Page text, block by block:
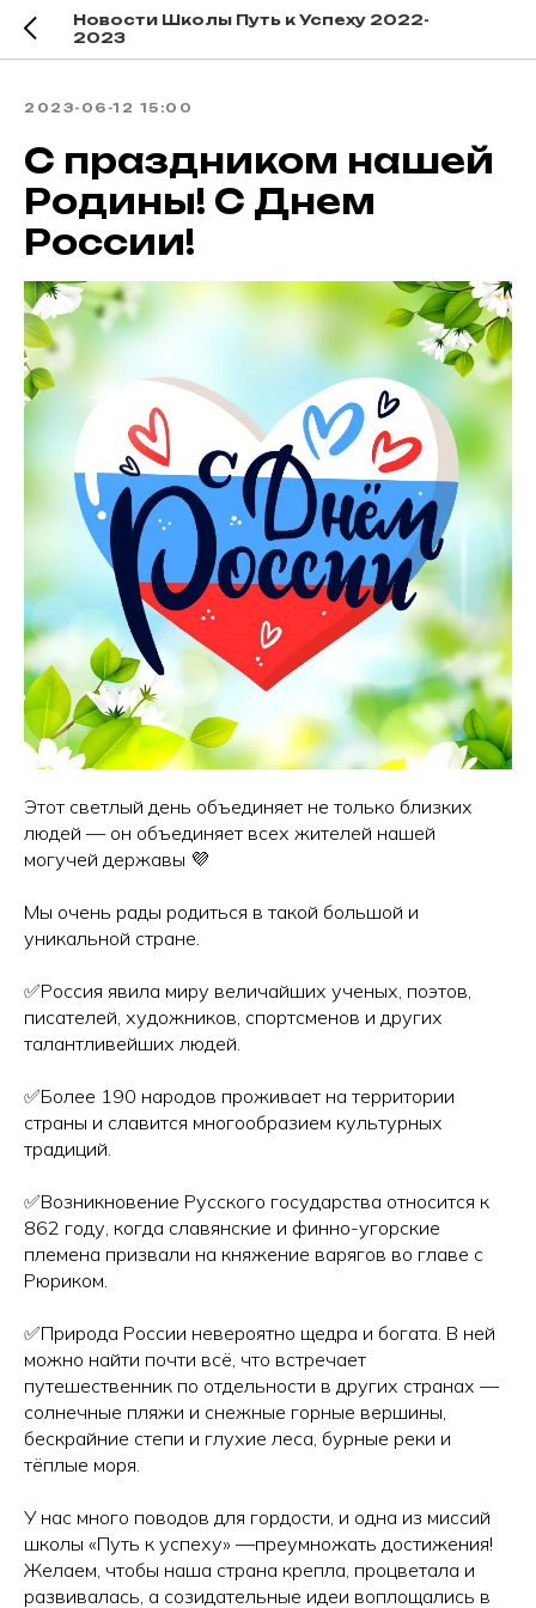
Новости Школы Путь к Успеху 2022-
2023
2023-06-12 15:00
С праздником нашей
Родины! С Днем
России!
Этот светлый день объединяет не только близких
людей — он объединяет всех жителей нашей
могучей державы 💜
Мы очень рады родиться в такой большой и
уникальной стране.
✅Россия явила миру величайших ученых, поэтов,
писателей, художников, спортсменов и других
талантливейших людей.
✅Более 190 народов проживает на территории
страны и славится многообразием культурных
традиций.
✅Возникновение Русского государства относится к
862 году, когда славянские и финно-угорские
племена призвали на княжение варягов во главе с
Рюриком.
✅Природа России невероятно щедра и богата. В ней
можно найти почти всё, что встречает
путешественник по отдельности в других странах —
солнечные пляжи и снежные горные вершины,
бескрайние степи и глухие леса, бурные реки и
тёплые моря.
У нас много поводов для гордости, и одна из миссий
школы «Путь к успеху» —преумножать достижения!
Желаем, чтобы наша страна крепла, процветала и
развивалась, а созидательные идеи воплощались в